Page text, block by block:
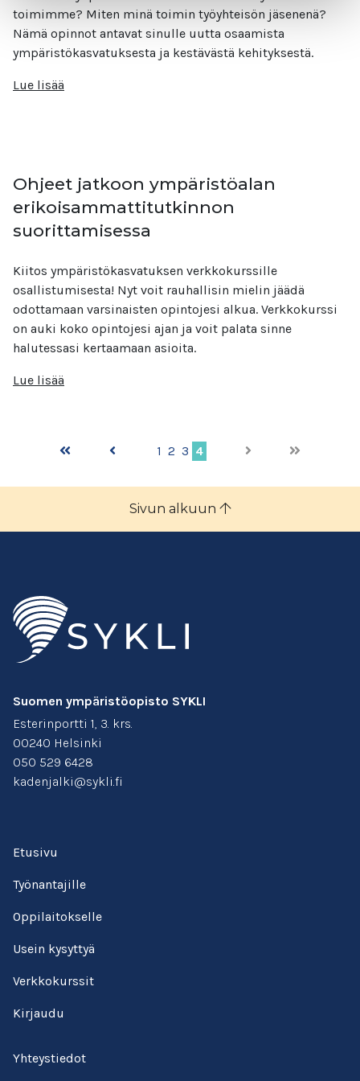
toimimme? Miten minä toimin työyhteisön jäsenenä?
Nämä opinnot antavat sinulle uutta osaamista
ympäristökasvatuksesta ja kestävästä kehityksestä.
Lue lisää
Ohjeet jatkoon ympäristöalan
erikoisammattitutkinnon
suorittamisessa
Kiitos ympäristökasvatuksen verkkokurssille
osallistumisesta! Nyt voit rauhallisin mielin jäädä
odottamaan varsinaisten opintojesi alkua. Verkkokurssi
on auki koko opintojesi ajan ja voit palata sinne
halutessasi kertaamaan asioita.
Lue lisää
1 2 3 4
Sivun alkuun
Suomen ympäristöopisto SYKLI
Esterinportti 1, 3. krs.
00240 Helsinki
050 529 6428
kadenjalki@sykli.fi
Etusivu
Työnantajille
Oppilaitokselle
Usein kysyttyä
Verkkokurssit
Kirjaudu
Yhteystiedot